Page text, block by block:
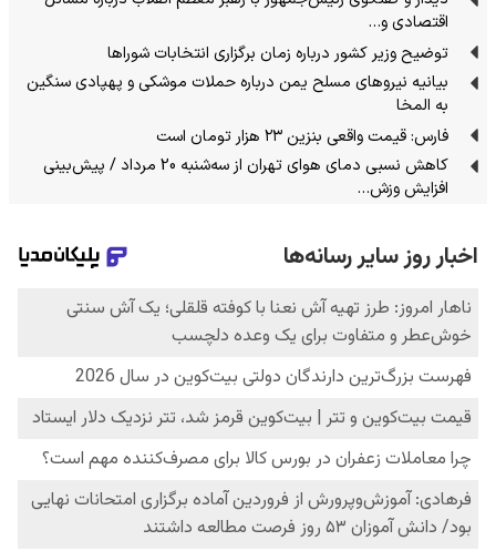
اقتصادی و…
توضیح وزیر کشور درباره زمان برگزاری انتخابات شوراها
بیانیه نیروهای مسلح یمن درباره حملات موشکی و پهپادی سنگین
به المخا
فارس: قیمت واقعی بنزین ۲۳ هزار تومان است
کاهش نسبی دمای هوای تهران از سه‌شنبه 20 مرداد / پیش‌بینی
افزایش وزش…